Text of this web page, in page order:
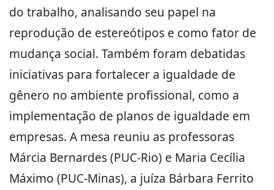
do trabalho, analisando seu papel na
reprodução de estereótipos e como fator de
mudança social. Também foram debatidas
iniciativas para fortalecer a igualdade de
gênero no ambiente profissional, como a
implementação de planos de igualdade em
empresas. A mesa reuniu as professoras
Márcia Bernardes (PUC-Rio) e Maria Cecília
Máximo (PUC-Minas), a juíza Bárbara Ferrito